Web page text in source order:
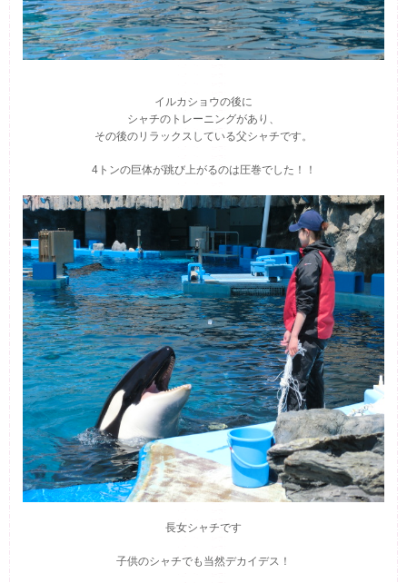
イルカショウの後に
シャチのトレーニングがあり、
その後のリラックスしている父シャチです。
4トンの巨体が跳び上がるのは圧巻でした！！
長女シャチです
子供のシャチでも当然デカイデス！